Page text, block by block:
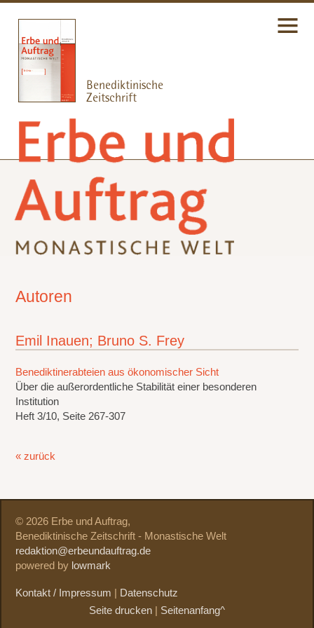
Autoren
Emil Inauen; Bruno S. Frey
Benediktinerabteien aus ökonomischer Sicht
Über die außerordentliche Stabilität einer besonderen
Institution
Heft 3/10, Seite 267-307
« zurück
© 2026 Erbe und Auftrag,
Benediktinische Zeitschrift - Monastische Welt
redaktion@erbeundauftrag.de
powered by lowmark
Kontakt / Impressum
Datenschutz
Seite drucken
Seitenanfang^